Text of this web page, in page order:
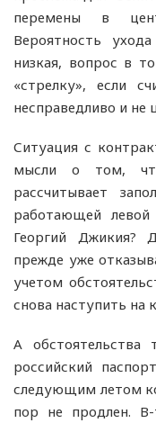
перемены в
Вероятность
низкая, вопрос в
«стрелку», если
несправедливо и не
Ситуация с
мысли о том,
рассчитывает
работающей
Георгий Джикия?
прежде уже
учетом
снова наступить на
А
российский
следующим летом
пор не продлен.